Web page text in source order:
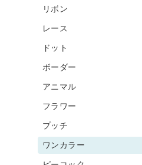
リボン
レース
ドット
ボーダー
アニマル
フラワー
プッチ
ワンカラー